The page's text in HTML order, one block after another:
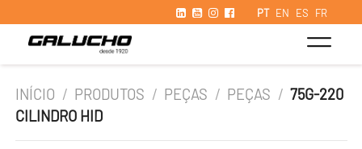
PT EN ES FR
INÍCIO / PRODUTOS / PEÇAS / PEÇAS / 75G-220
CILINDRO HID